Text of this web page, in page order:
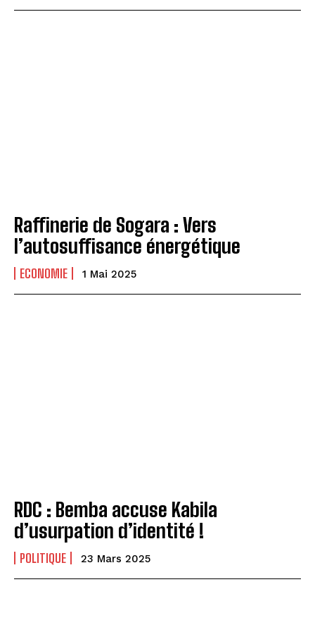
Raffinerie de Sogara : Vers
l’autosuffisance énergétique
ECONOMIE 1 Mai 2025
RDC : Bemba accuse Kabila
d’usurpation d’identité !
POLITIQUE 23 Mars 2025